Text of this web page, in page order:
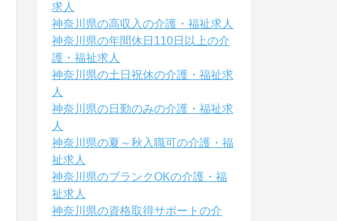
求人
神奈川県の高収入の介護・福祉求人
神奈川県の年間休日110日以上の介
護・福祉求人
神奈川県の土日祝休の介護・福祉求
人
神奈川県の日勤のみの介護・福祉求
人
神奈川県の夏～秋入職可の介護・福
祉求人
神奈川県のブランクOKの介護・福
祉求人
神奈川県の資格取得サポートの介